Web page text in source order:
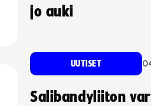
jo auki
UUTISET
Salibandyliiton